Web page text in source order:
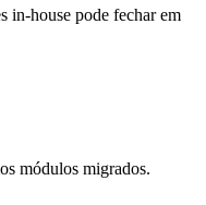
in-house pode fechar em
módulos migrados.